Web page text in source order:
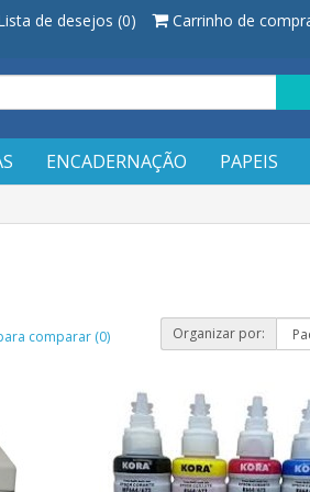
de desejos (0) Carrinho de
ENCADERNAÇÃO PAPEIS
comparar (0) Organizar por: